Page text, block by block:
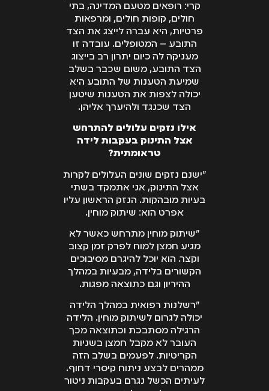
קרי: רופאים מטעם המדינה, בתי
חולים, קופות חולים, ומרפאות
פרטיות, היא עברה לייצג את הצד
התובע – המטופלים. עובדה זו
מעניקה לה כיום יתרון רב בייצוג
הצד התובע, משום שכבר בשלב
שמיעת הטענות של התובע היא
יכולה לצפות את הטענות שיטען
הצד שכנגד ולהיערך אליהן.
אילו נזקים עלולים להתרחש
אצל התינוק בעקבות לידה
טראומתית?
"ישנם נזקים שונים העלולים לקרות
אצל התינוק, אני אתמקד בשתי
בעיות מובהקות. הנזק הראשון עליו
אפרט הוא: שיתוק מוחין.
"שיתוק מוחין מתרחש כאשר לא
מגיע חמצן למוח לפרק זמן קצוב
וקצר. הוא יוכל להיגרם מסיבוכים
הקשורים בלידה, מבעיות במהלך
ההיריון וגם כתוצאה מפגות.
"רשלנות רפואית במהלך הלידה
יכולה לגרום לשיתוק מוחין. הלידה
הרגילה מסתבכת וכתוצאה מכך
העובר לא מקבל חמצן בשניות
הקריטיות. לפעמים בשלב הזה
ממהרים לבצע ניתוח קיסרי דחוף.
לעיתים הכשל נגרם בעקבות ניטור